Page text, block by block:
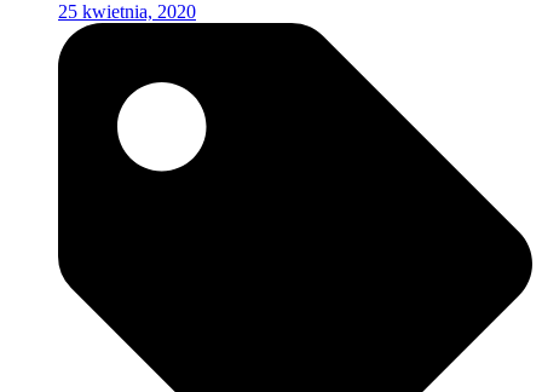
25 kwietnia, 2020